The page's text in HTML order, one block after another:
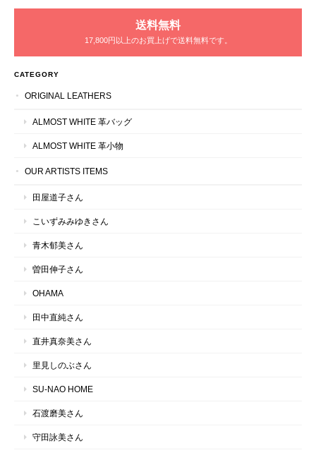
送料無料
17,800円以上のお買上げで送料無料です。
CATEGORY
ORIGINAL LEATHERS
ALMOST WHITE 革バッグ
ALMOST WHITE 革小物
OUR ARTISTS ITEMS
田屋道子さん
こいずみみゆきさん
青木郁美さん
曽田伸子さん
OHAMA
田中直純さん
直井真奈美さん
里見しのぶさん
SU-NAO HOME
石渡磨美さん
守田詠美さん